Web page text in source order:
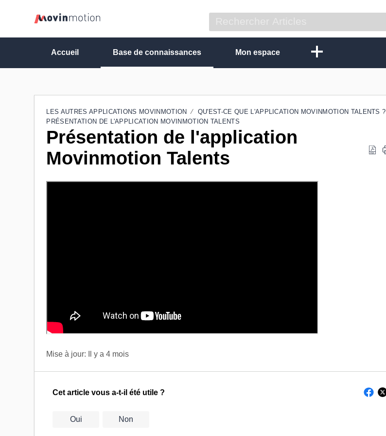
Accueil Base de connaissances Mon espace
LES AUTRES APPLICATIONS MOVINMOTION
QU'EST-CE QUE L'APPLICATION MOVINMOTION TALENTS ?
PRÉSENTATION DE L'APPLICATION MOVINMOTION TALENTS
Présentation de l'application
Movinmotion Talents
Mise à jour: Il y a 4 mois
Cet article vous a-t-il été utile ?
Oui Non